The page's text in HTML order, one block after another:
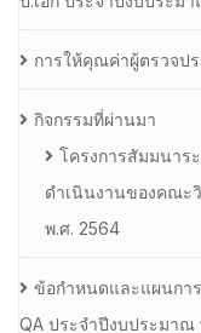
การให้คุณค่าผู้ตรวจปร
กิจกรรมที่ผ่านมา
โครงการสัมมนาร
ดำเนินงานของคณะ
พ.ศ. 2564
ข้อกำหนดและแผนกา
QA ประจำปีงบประมาณ